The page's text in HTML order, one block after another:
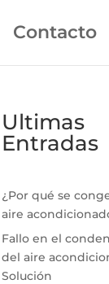
Contacto
Ultimas
Entradas
¿Por qué se
aire
Fallo en el
del aire
Solución